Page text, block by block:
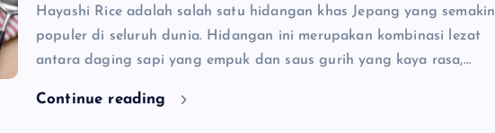
Hayashi Rice adalah salah satu hidangan khas Jepang yang semakin
populer di seluruh dunia. Hidangan ini merupakan kombinasi lezat
antara daging sapi yang empuk dan saus gurih yang kaya rasa,…
Continue reading